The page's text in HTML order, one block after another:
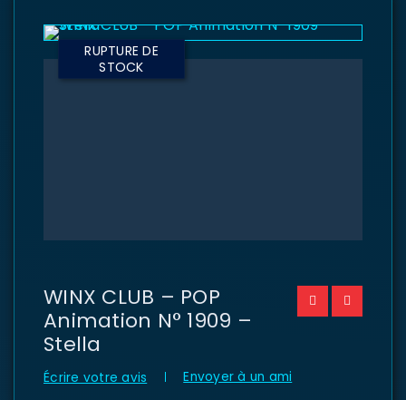
RUPTURE DE
STOCK
WINX CLUB – POP
Animation N° 1909 –
Stella
Écrire votre avis Envoyer à un ami